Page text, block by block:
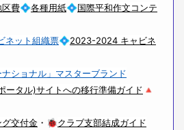
区費💠各種用紙💠国際平和作文コンテ
ネット組織票💠2023-2024 キャビネ
ナショナル」マスターブランド
ータル)サイトへの移行準備ガイド 🔺
交付金 ・🐞クラブ支部結成ガイド